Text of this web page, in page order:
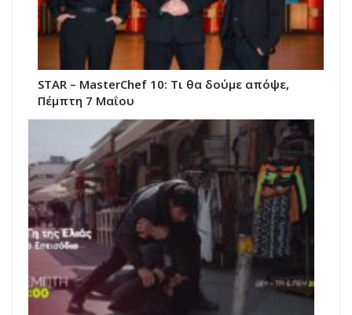
STAR – MasterChef 10: Τι θα δούμε απόψε,
Πέμπτη 7 Μαΐου